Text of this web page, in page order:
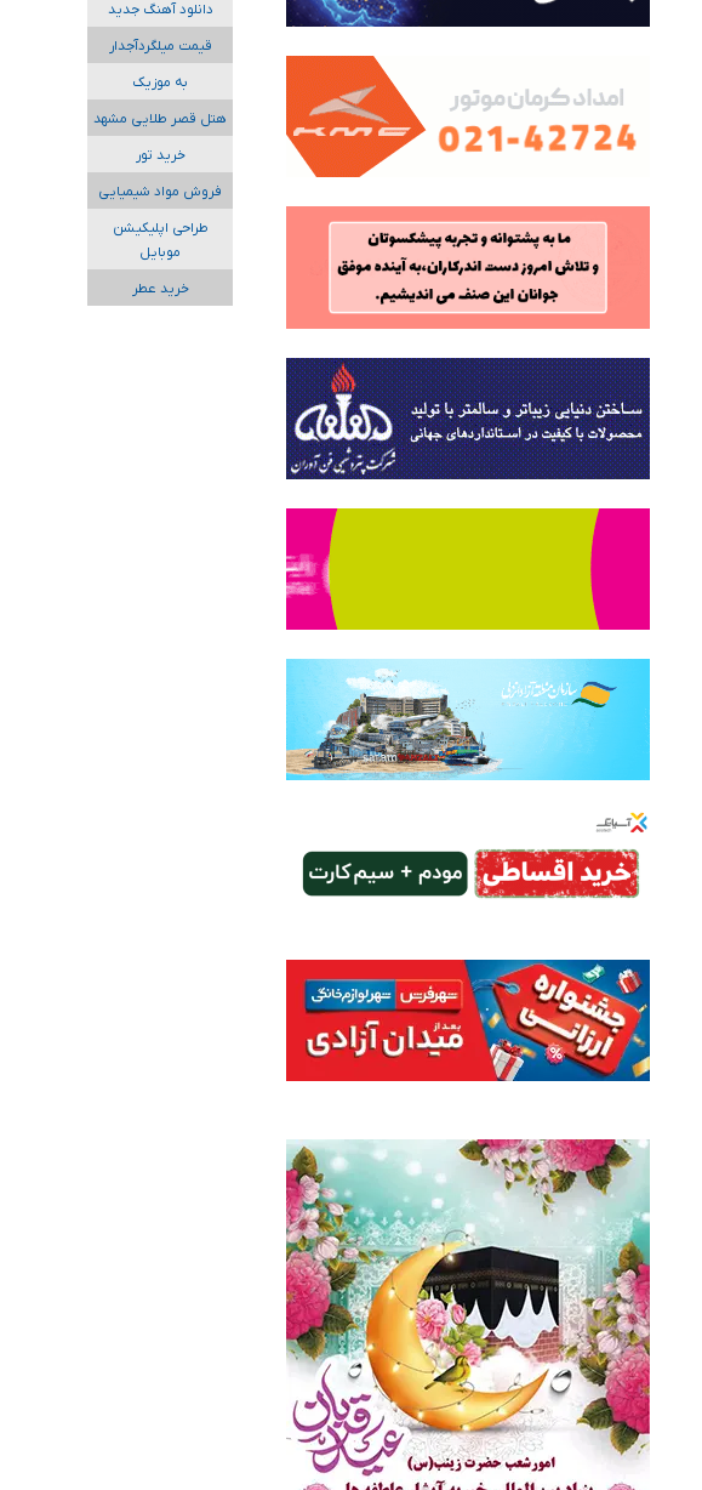
دانلود آهنگ جدید
قیمت میلگردآجدار
به موزیک
هتل قصر طلایی مشهد
خرید تور
فروش مواد شیمیایی
طراحی اپلیکیشن
موبایل
خرید عطر